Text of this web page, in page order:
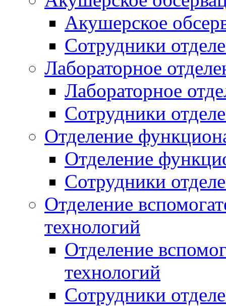
Акушерское
Сотрудники
Лабораторное
Лабораторное
Сотрудники
Отделение
Отделение
Сотрудники
Отделение
технологий
Отделение
технологий
Сотрудники